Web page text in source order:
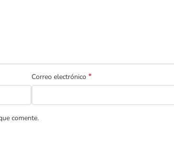
Correo electrónico *
comente.